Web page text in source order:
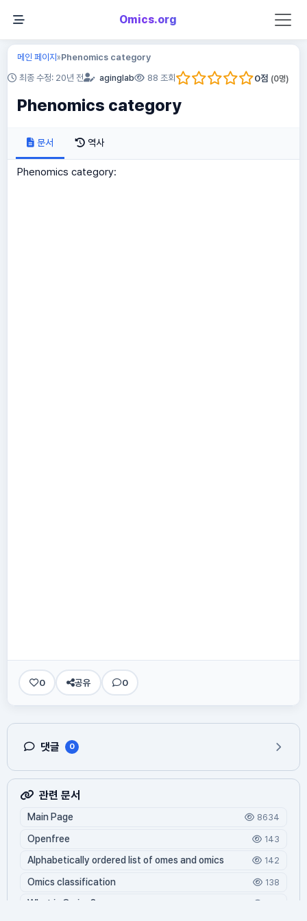
Omics.org
메인 페이지»Phenomics category
최종 수정: 20년 전 aginglab 88 조회 0점 (0명)
Phenomics category
문서 역사
Phenomics category:
0 공유 0
댓글 0
관련 문서
Main Page 8634
Openfree 143
Alphabetically ordered list of omes and omics 142
Omics classification 138
What is Oming?